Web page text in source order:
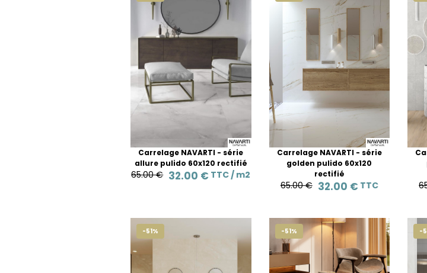
Carrelage NAVARTI - série
allure pulido 60x120 rectifié
65.00 € 32.00 € TTC / m2
Carrelage NAVARTI - série
golden pulido 60x120
rectifié
65.00 € 32.00 € TTC
-51% -51% -